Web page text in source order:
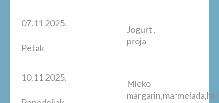
07.11.2025.
Petak
Jogurt ,
proja
10.11.2025.
Mleko ,